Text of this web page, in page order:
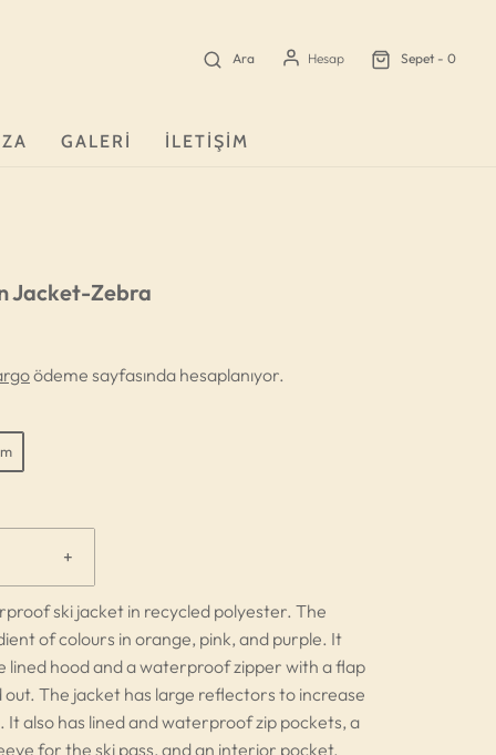
Ara Hesap Sepet - 0
GALERI İLETIŞIM
Jacket-Zebra
ödeme sayfasında hesaplanıyor.
+
ski jacket in recycled polyester. The
of colours in orange, pink, and purple. It
lined hood and a waterproof zipper with a flap
The jacket has large reflectors to increase
It also has lined and waterproof zip pockets, a
for the ski pass, and an interior pocket.